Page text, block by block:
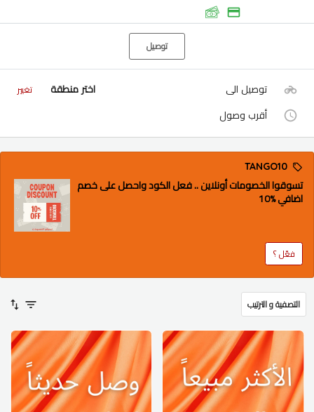
توصيل
توصيل الى اختر منطقة تغيير
أقرب وصول
TANGO10
تسوقوا الخصومات أونلاين .. فعل الكود واحصل على خصم
اضافي %10
فعّل ؟
التصفية و الترتيب